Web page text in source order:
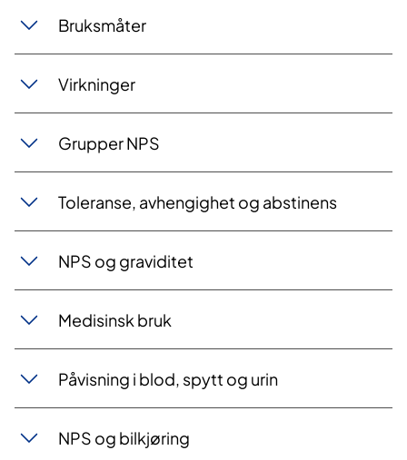
Bruksmåter
Virkninger
Grupper NPS
Toleranse, avhengighet og abstinens
NPS og graviditet
Medisinsk bruk
Påvisning i blod, spytt og urin
NPS og bilkjøring